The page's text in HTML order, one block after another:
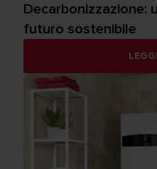
Decarbonizzazione:
futuro sostenibile